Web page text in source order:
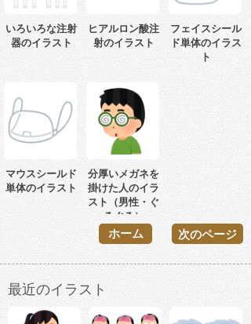
いろいろな注射
器のイラスト
ヒアルロン酸注
射のイラスト
フェイスシール
ド単体のイラス
ト
マウスシールド
単体のイラスト
分厚いメガネを
掛けた人のイラ
スト（男性・ぐ
るぐる）
次のページ
ホーム
最近のイラスト